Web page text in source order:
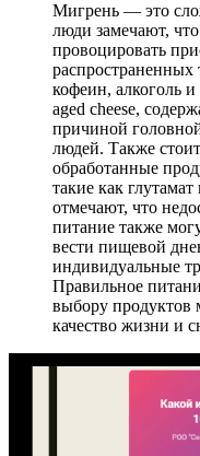
Мигрень — это
люди замечают,
провоцировать
распространенных
кофеин, алкоголь
aged cheese,
причиной
людей. Также
обработанные
такие как
отмечают, что
питание также
вести пищевой
индивидуальные
Правильное
выбору продуктов
качество жизни и